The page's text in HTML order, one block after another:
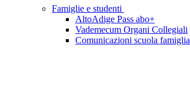
Famiglie e studenti
AltoAdige Pass abo+
Vademecum Organi Collegiali
Comunicazioni scuola famiglia